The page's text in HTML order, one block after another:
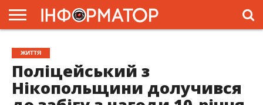
ГОЛОВНА
ЖИТТЯ
ВЛАДА
ГРОШІ
ТРЕШ
ПРЕС-
РЕЛІЗИ
РЕКЛАМА
ПРОЕКТИ
ЖИТТЯ
Поліцейський з
Нікопольщини долучився